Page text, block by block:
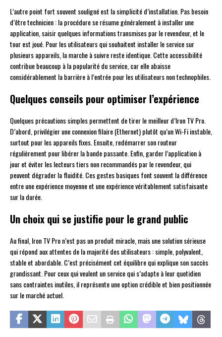
L’autre point fort souvent souligné est la simplicité d’installation. Pas besoin
d’être technicien : la procédure se résume généralement à installer une
application, saisir quelques informations transmises par le revendeur, et le
tour est joué. Pour les utilisateurs qui souhaitent installer le service sur
plusieurs appareils, la marche à suivre reste identique. Cette accessibilité
contribue beaucoup à la popularité du service, car elle abaisse
considérablement la barrière à l’entrée pour les utilisateurs non technophiles.
Quelques conseils pour optimiser l’expérience
Quelques précautions simples permettent de tirer le meilleur d’Iron TV Pro.
D’abord, privilégier une connexion filaire (Ethernet) plutôt qu’un Wi-Fi instable,
surtout pour les appareils fixes. Ensuite, redémarrer son routeur
régulièrement pour libérer la bande passante. Enfin, garder l’application à
jour et éviter les lecteurs tiers non recommandés par le revendeur, qui
peuvent dégrader la fluidité. Ces gestes basiques font souvent la différence
entre une expérience moyenne et une expérience véritablement satisfaisante
sur la durée.
Un choix qui se justifie pour le grand public
Au final, Iron TV Pro n’est pas un produit miracle, mais une solution sérieuse
qui répond aux attentes de la majorité des utilisateurs : simple, polyvalent,
stable et abordable. C’est précisément cet équilibre qui explique son succès
grandissant. Pour ceux qui veulent un service qui s’adapte à leur quotidien
sans contraintes inutiles, il représente une option crédible et bien positionnée
sur le marché actuel.